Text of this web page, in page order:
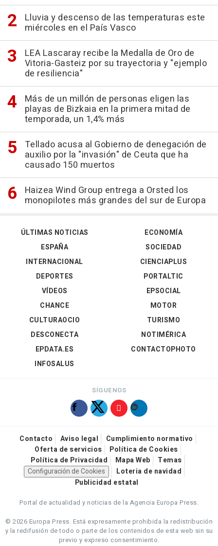
Lluvia y descenso de las temperaturas este
miércoles en el País Vasco
LEA Lascaray recibe la Medalla de Oro de
Vitoria-Gasteiz por su trayectoria y "ejemplo
de resiliencia"
Más de un millón de personas eligen las
playas de Bizkaia en la primera mitad de
temporada, un 1,4% más
Tellado acusa al Gobierno de denegación de
auxilio por la "invasión" de Ceuta que ha
causado 150 muertos
Haizea Wind Group entrega a Orsted los
monopilotes más grandes del sur de Europa
ÚLTIMAS NOTICIAS
ESPAÑA
INTERNACIONAL
DEPORTES
VÍDEOS
ECONOMÍA
SOCIEDAD
CIENCIAPLUS
PORTALTIC
EPSOCIAL
CHANCE
CULTURAOCIO
DESCONECTA
EPDATA.ES
INFOSALUS
MOTOR
TURISMO
NOTIMÉRICA
CONTACTOPHOTO
SÍGUENOS
Contacto Aviso legal
Cumplimiento normativo
Oferta de servicios
Política de Cookies
Política de Privacidad
Mapa Web
Temas
Configuración de Cookies
Loteria de navidad
Publicidad estatal
Portal de actualidad y noticias de la Agencia Europa Press.
© 2026 Europa Press. Está expresamente prohibida la redistribución
y la redifusión de todo o parte de los contenidos de esta web sin su
previo y expreso consentimiento.